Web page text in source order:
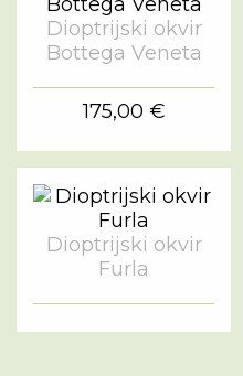
Dioptrijski okvir
Bottega Veneta
175,00 €
Dioptrijski okvir
Furla